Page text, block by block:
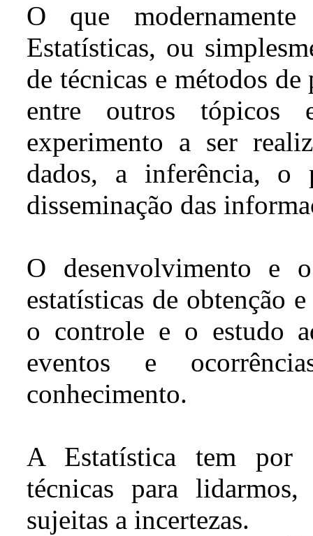
O que
Estatísticas, ou
de técnicas e métodos de
entre outros tópicos
experimento a ser
dados, a inferência, o
disseminação das
O desenvolvimento e
estatísticas de obtenção
o controle e o estudo
eventos e
conhecimento.
A Estatística tem por
técnicas para lidarmos,
sujeitas a incertezas.